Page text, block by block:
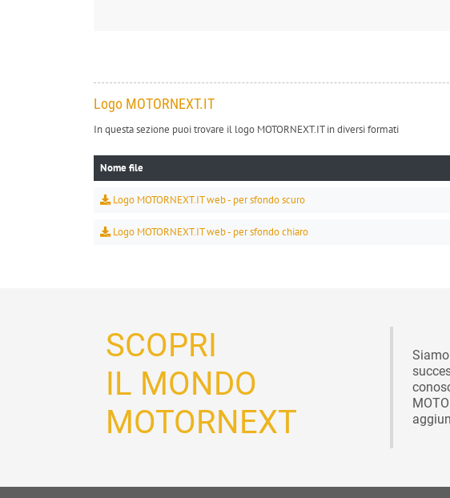
Logo MOTORNEXT.IT
In questa sezione puoi trovare il logo MOTORNEXT.IT in diversi formati
Nome file
Logo MOTORNEXT.IT web - per sfondo scuro
Logo MOTORNEXT.IT web - per sfondo chiaro
SCOPRI
IL MONDO
MOTORNEXT